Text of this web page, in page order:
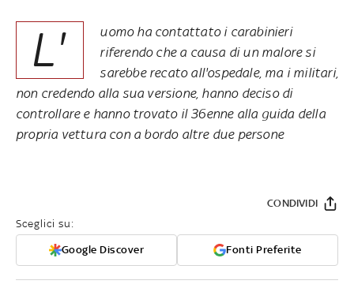
L'
uomo ha contattato i carabinieri
riferendo che a causa di un malore si
sarebbe recato all'ospedale, ma i militari,
non credendo alla sua versione, hanno deciso di
controllare e hanno trovato il 36enne alla guida della
propria vettura con a bordo altre due persone
Sceglici su:
Google Discover Fonti Preferite
CONDIVIDI